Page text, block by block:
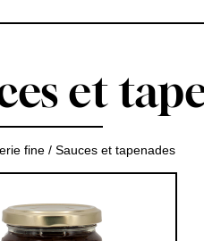
et
fine/ Sauces et tapenades